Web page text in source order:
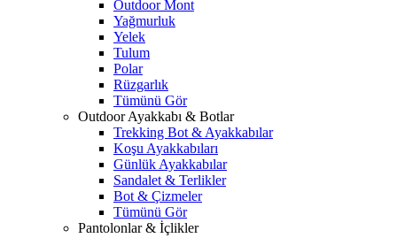
Outdoor Mont
Yağmurluk
Yelek
Tulum
Polar
Rüzgarlık
Tümünü Gör
Outdoor Ayakkabı & Botlar
Trekking Bot & Ayakkabılar
Koşu Ayakkabıları
Günlük Ayakkabılar
Sandalet & Terlikler
Bot & Çizmeler
Tümünü Gör
Pantolonlar & İçlikler